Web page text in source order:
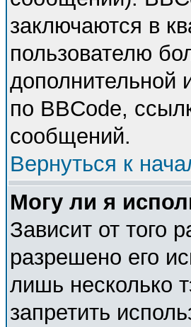
заключаются в
пользователю
дополнительной
по BBCode,
сообщений.
Вернуться к
Могу ли я
Зависит от того
разрешено его
лишь несколько
запретить